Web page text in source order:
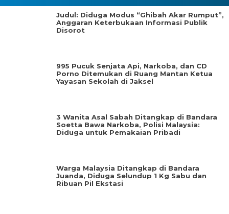
Judul: Diduga Modus “Ghibah Akar Rumput”,
Anggaran Keterbukaan Informasi Publik
Disorot
995 Pucuk Senjata Api, Narkoba, dan CD
Porno Ditemukan di Ruang Mantan Ketua
Yayasan Sekolah di Jaksel
3 Wanita Asal Sabah Ditangkap di Bandara
Soetta Bawa Narkoba, Polisi Malaysia:
Diduga untuk Pemakaian Pribadi
Warga Malaysia Ditangkap di Bandara
Juanda, Diduga Selundup 1 Kg Sabu dan
Ribuan Pil Ekstasi